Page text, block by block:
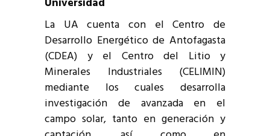
La UA cuenta con el Centro de
Desarrollo Energético de Antofagasta
(CDEA) y el Centro del Litio y
Minerales Industriales (CELIMIN)
mediante los cuales desarrolla
investigación de avanzada en el
campo solar, tanto en generación y